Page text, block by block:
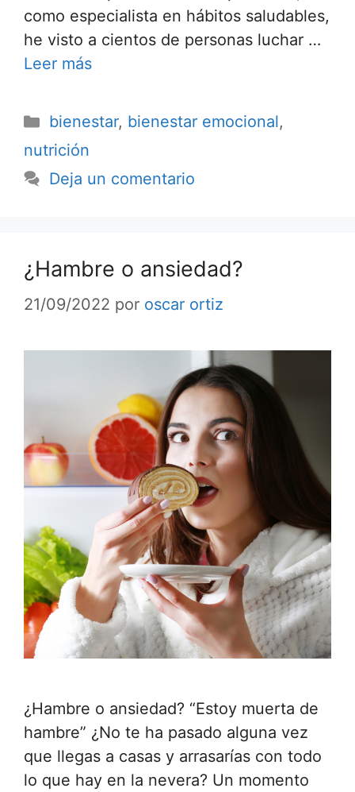
como especialista en hábitos saludables,
he visto a cientos de personas luchar …
Leer más
bienestar, bienestar emocional,
nutrición
Deja un comentario
¿Hambre o ansiedad?
21/09/2022 por oscar ortiz
¿Hambre o ansiedad? “Estoy muerta de
hambre” ¿No te ha pasado alguna vez
que llegas a casas y arrasarías con todo
lo que hay en la nevera? Un momento